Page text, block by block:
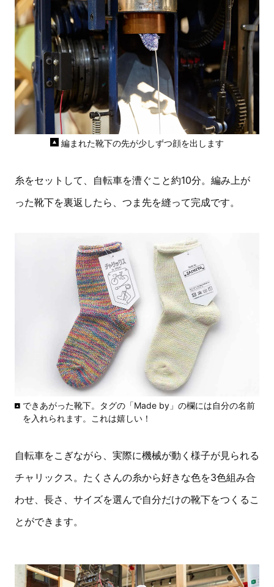
編まれた靴下の先が少しずつ顔を出します
糸をセットして、自転車を漕ぐこと約10分。編み上が
った靴下を裏返したら、つま先を縫って完成です。
できあがった靴下。タグの「Made by」の欄には自分の名前
を入れられます。これは嬉しい！
自転車をこぎながら、実際に機械が動く様子が見られる
チャリックス。たくさんの糸から好きな色を3色組み合
わせ、長さ、サイズを選んで自分だけの靴下をつくるこ
とができます。